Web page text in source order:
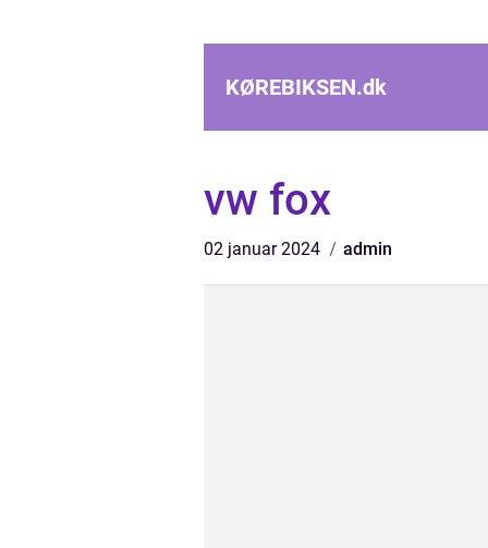
KØREBIKSEN.dk
vw fox
02 januar 2024 admin